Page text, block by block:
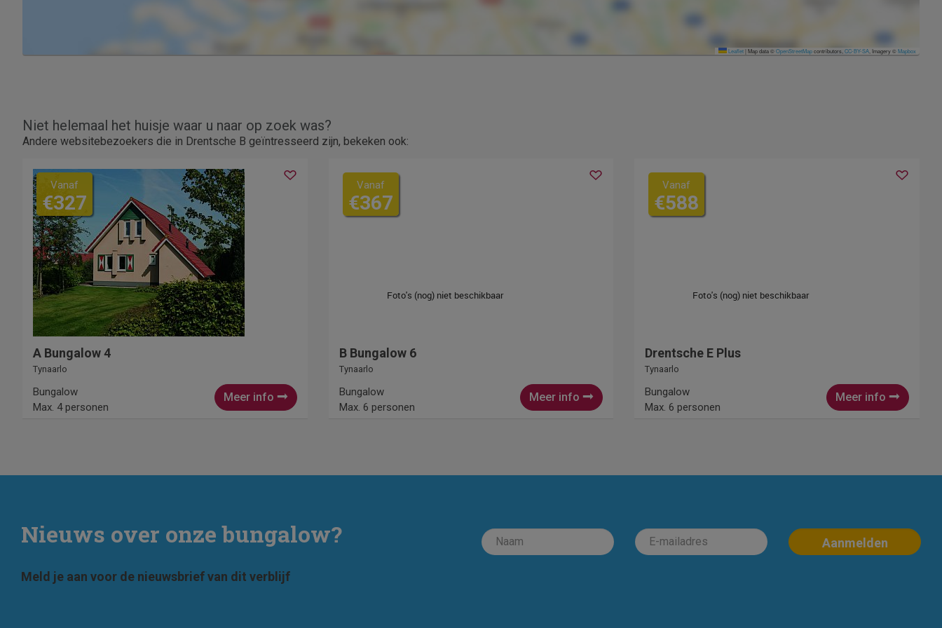
Leaflet| Map data ©OpenStreetMapcontributors, CC-BY-SA , Imagery ©Mapbox
Niet helemaal het huisje waar u naar op zoek was?
Andere websitebezoekers die in Drentsche B geïntresseerd zijn, bekeken ook:
Vanaf
€327
A Bungalow 4
Tynaarlo
Meer info
Bungalow
Max. 4 personen
Vanaf
€367
B Bungalow 6
Tynaarlo
Meer info
Bungalow
Max. 6 personen
Vanaf
€588
Drentsche E Plus
Tynaarlo
Meer info
Bungalow
Max. 6 personen
Nieuws over onze bungalow?
Meld je aan voor de nieuwsbrief van dit verblijf